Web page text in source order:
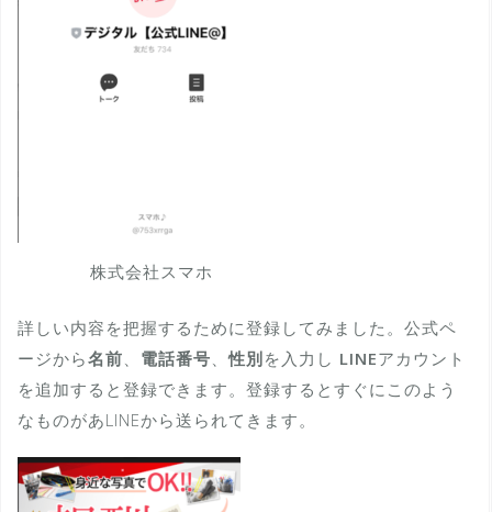
株式会社スマホ
詳しい内容を把握するために登録してみました。公式ペ
ージから名前 電話番号 、性別を入力し LINEアカウント
を追加すると登録できます。登録するとすぐにこのよう
なものがあLINEから送られてきます。